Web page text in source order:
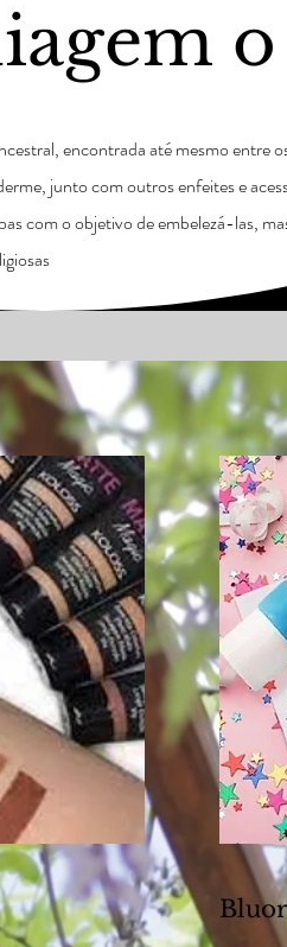
o
encontrada até mesmo entre
junto com outros enfeites e
com o objetivo de embelezá-las,